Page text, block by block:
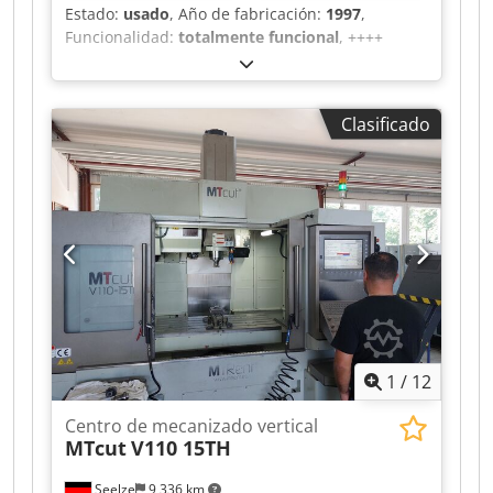
Estado: usado, Año de fabricación: 1997,
Funcionalidad: totalmente funcional, ++++
OFERTA ESPECIAL: 3.500 € ++++ Chsdpjzpwkcjfx
Ak Hsa Wemas VZ 1000, Año de fabricación:
1997, Control: Heidenhain TNC 407, Recorrido
X/Y/Z: 1016/610/660 mm, 4 ejes, Cambio de
herramientas: 20 posiciones, Cono: SK 40,
Velocidad del husillo: hasta 6.000 RPM, Tamaño
de la mesa: 1300 x 600 mm, Sistema de
refrigeración, Refrigeración de alta presión IKZ:
fuera de servicio, Horas de funcionamiento:
43.000
Clasificado
1 / 12
Seelze 9,336 km
Centro de mecanizado vertical
MTcutV110 15TH